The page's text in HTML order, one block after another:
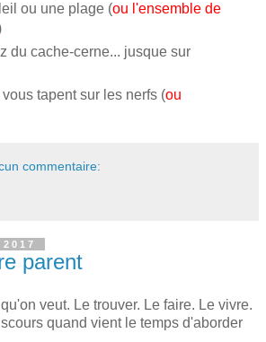
ou une plage (ou l'ensemble de
du cache-cerne... jusque sur
tapent sur les nerfs (ou
commentaire:
parent
veut. Le trouver. Le faire. Le vivre.
quand vient le temps d'aborder